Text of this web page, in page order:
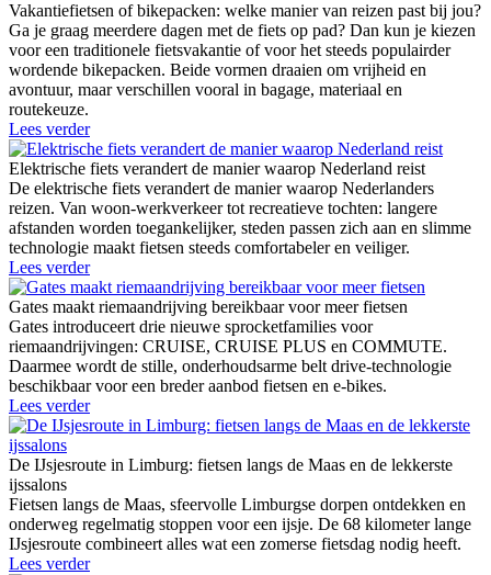
Vakantiefietsen of bikepacken: welke manier van reizen past bij jou?
Ga je graag meerdere dagen met de fiets op pad? Dan kun je kiezen
voor een traditionele fietsvakantie of voor het steeds populairder
wordende bikepacken. Beide vormen draaien om vrijheid en
avontuur, maar verschillen vooral in bagage, materiaal en
routekeuze.
Lees verder
Elektrische fiets verandert de manier waarop Nederland reist
De elektrische fiets verandert de manier waarop Nederlanders
reizen. Van woon-werkverkeer tot recreatieve tochten: langere
afstanden worden toegankelijker, steden passen zich aan en slimme
technologie maakt fietsen steeds comfortabeler en veiliger.
Lees verder
Gates maakt riemaandrijving bereikbaar voor meer fietsen
Gates introduceert drie nieuwe sprocketfamilies voor
riemaandrijvingen: CRUISE, CRUISE PLUS en COMMUTE.
Daarmee wordt de stille, onderhoudsarme belt drive-technologie
beschikbaar voor een breder aanbod fietsen en e-bikes.
Lees verder
De IJsjesroute in Limburg: fietsen langs de Maas en de lekkerste
ijssalons
Fietsen langs de Maas, sfeervolle Limburgse dorpen ontdekken en
onderweg regelmatig stoppen voor een ijsje. De 68 kilometer lange
IJsjesroute combineert alles wat een zomerse fietsdag nodig heeft.
Lees verder